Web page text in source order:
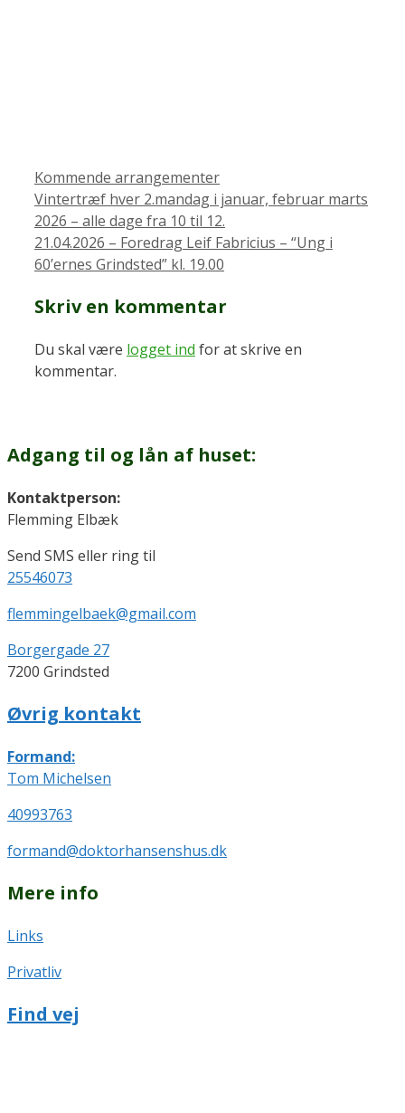
Kategorier
Kommende arrangementer
Vintertræf hver 2.mandag i januar, februar marts
2026 – alle dage fra 10 til 12.
21.04.2026 – Foredrag Leif Fabricius – “Ung i
60’ernes Grindsted” kl. 19.00
Skriv en kommentar
Du skal være logget ind for at skrive en
kommentar.
Adgang til og lån af huset:
Kontaktperson:
Flemming Elbæk
Send SMS eller ring til
25546073
flemmingelbaek@gmail.com
Borgergade 27
7200 Grindsted
Øvrig kontakt
Formand:
Tom Michelsen
40993763
formand@doktorhansenshus.dk
Mere info
Links
Privatliv
Find vej